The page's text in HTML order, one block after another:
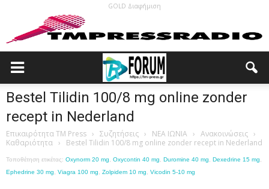
GOLD Διαφήμιση
Bestel Tilidin 100/8 mg online zonder
recept in Nederland
Επικαιρότητα TM Press › Συζητήσεις › ΝΕΑ ΙΩΝΙΑ › Ανακοινώσεις ›
Καθαριότητα › Bestel Tilidin 100/8 mg online zonder recept in Nederland
Τοποθέτηση ετικέτας: Oxynorm 20 mg Oxycontin 40 mg Duromine 40 mg Dexedrine 15 mg
Ephedrine 30 mg
Viagra 100 mg Zolpidem 10 mg Vicodin 5-10 mg